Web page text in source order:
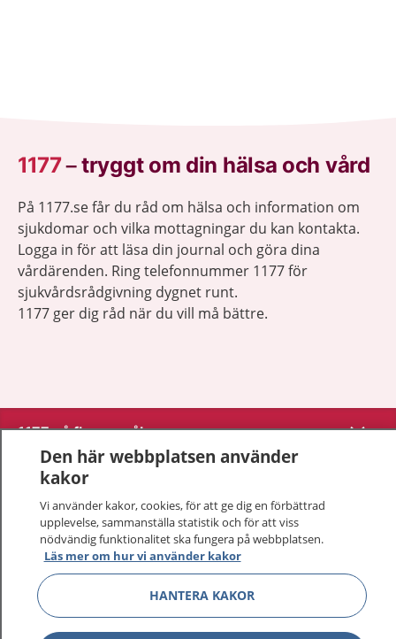
1177–tryggt om din hälsa och vård
På 1177.se får du råd om hälsa och information om
sjukdomar och vilka mottagningar du kan kontakta.
Logga in för att läsa din journal och göra dina
vårdärenden. Ring telefonnummer 1177 för
sjukvårdsrådgivning dygnet runt.
1177 ger dig råd när du vill må bättre.
1177 på flera språk Visa
Om 1177
Kontakt
Behandling av personuppgifter
Den här webbplatsen använder
kakor
Vi använder kakor, cookies, för att ge dig en förbättrad
upplevelse, sammanställa statistik och för att viss
nödvändig funktionalitet ska fungera på webbplatsen.
Läs mer om hur vi använder kakor
HANTERA KAKOR